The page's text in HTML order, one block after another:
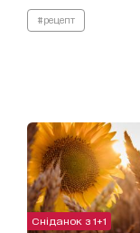
#рецепт
Сніданок з 1+1